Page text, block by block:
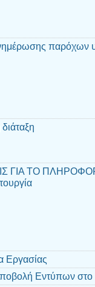
παρόχων
ΓΙΑ ΤΟ
Εργασίας
Εντύπων